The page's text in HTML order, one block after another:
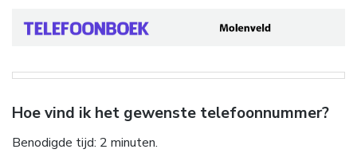
Hoe vind ik het gewenste telefoonnummer?
Benodigde tijd: 2 minuten.